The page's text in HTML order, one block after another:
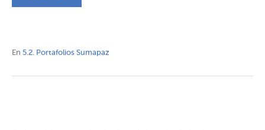
En 5.2. Portafolios Sumapaz